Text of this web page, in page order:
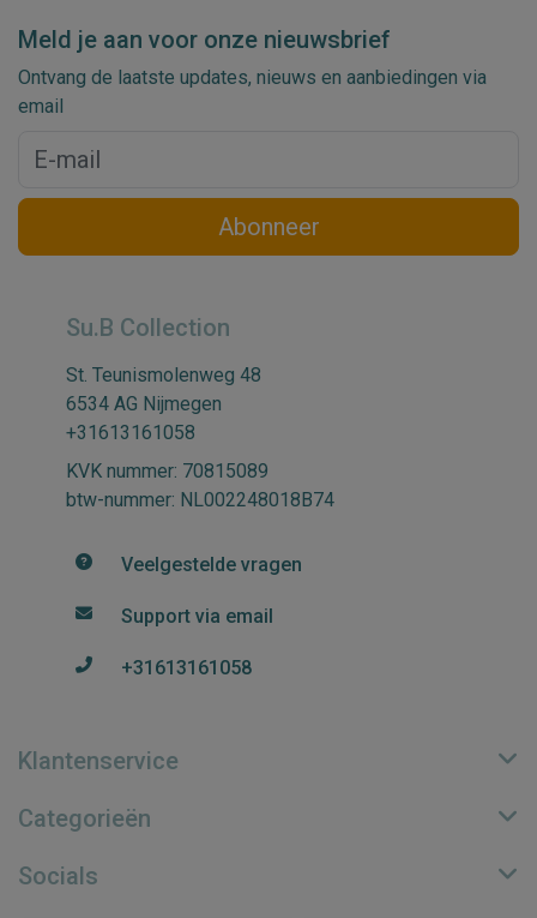
Meld je aan voor onze nieuwsbrief
Ontvang de laatste updates, nieuws en aanbiedingen via
email
Abonneer
Su.B Collection
St. Teunismolenweg 48
6534 AG Nijmegen
+31613161058
KVK nummer: 70815089
btw-nummer: NL002248018B74
Veelgestelde vragen
Support via email
+31613161058
Klantenservice
Categorieën
Socials